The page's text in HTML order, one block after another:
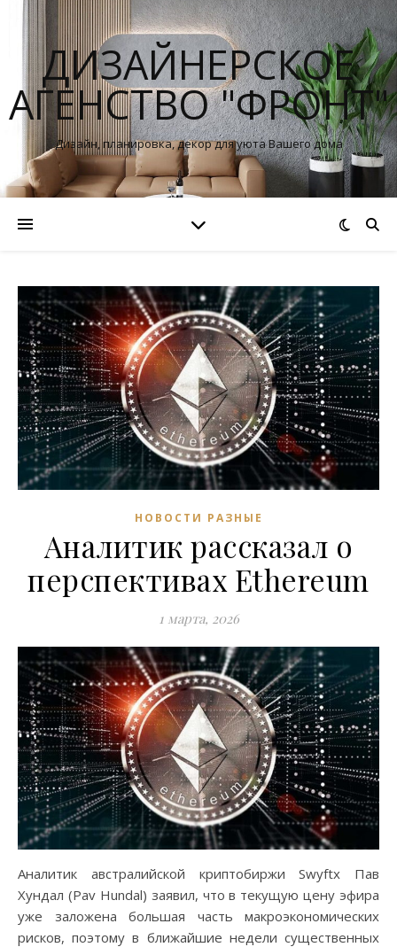
ДИЗАЙНЕРСКОЕ
АГЕНСТВО "ФРОНТ"
Дизайн, планировка, декор для уюта Вашего дома
НОВОСТИ РАЗНЫЕ
Аналитик рассказал о
перспективах Ethereum
1 марта, 2026
Аналитик австралийской криптобиржи Swyftx Пав
Хундал (Pav Hundal) заявил, что в текущую цену эфира
уже заложена большая часть макроэкономических
рисков, поэтому в ближайшие недели существенных